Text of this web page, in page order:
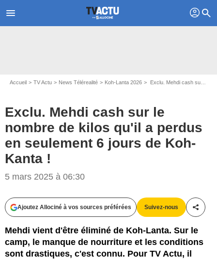
menu profil search
Accueil TV Actu News Télérealité Koh-Lanta 2026 Exclu. Mehdi cash sur le nombre de kilos qu'il a perdus en seulement 6 jours de Koh-Kanta !
Exclu. Mehdi cash sur le
nombre de kilos qu'il a perdus
en seulement 6 jours de Koh-
Kanta !
5 mars 2025 à 06:30
Ajoutez Allociné à vos sources préférées Suivez-nous
Mehdi vient d'être éliminé de Koh-Lanta. Sur le
camp, le manque de nourriture et les conditions
sont drastiques, c'est connu. Pour TV Actu, il